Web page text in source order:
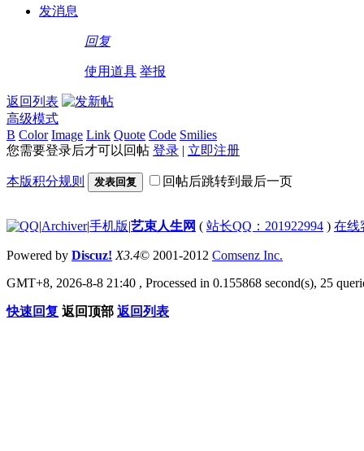
发消息
回复
使用道具 举报
返回列表
高级模式
B Color Image Link Quote Code Smilies
您需要登录后才可以回帖 登录 | 立即注册
本版积分规则 发表回复 回帖后跳转到最后一页
|Archiver|手机版|艺束人生网 ( 站长QQ：201922994 ) 在线
Powered by Discuz! X3.4© 2001-2012 Comsenz Inc.
GMT+8, 2026-8-8 21:40 , Processed in 0.155868 second(s), 25
快速回复 返回顶部 返回列表